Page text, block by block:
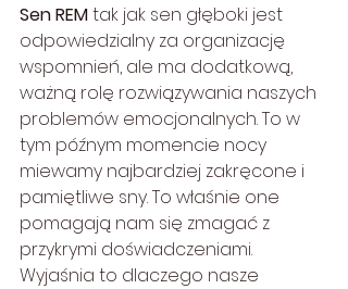
Sen REM tak jak sen głęboki jest
odpowiedzialny za organizację
wspomnień, ale ma dodatkową,
ważną rolę rozwiązywania naszych
problemów emocjonalnych. To w
tym późnym momencie nocy
miewamy najbardziej zakręcone i
pamiętliwe sny. To właśnie one
pomagają nam się zmagać z
przykrymi doświadczeniami.
Wyjaśnia to dlaczego nasze